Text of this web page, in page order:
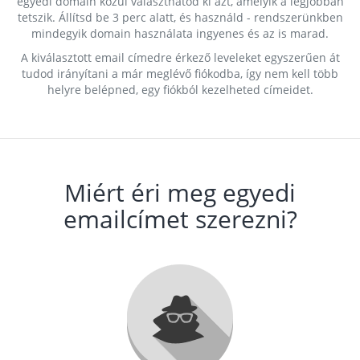
tetszik. Állítsd be 3 perc alatt, és használd - rendszerünkben
mindegyik domain használata ingyenes és az is marad.
A kiválasztott email címedre érkező leveleket egyszerűen át
tudod irányítani a már meglévő fiókodba, így nem kell több
helyre belépned, egy fiókból kezelheted címeidet.
Miért éri meg egyedi
emailcímet szerezni?